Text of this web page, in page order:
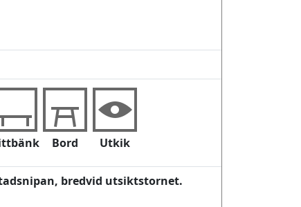
Bord Utkik
bredvid utsiktstornet.